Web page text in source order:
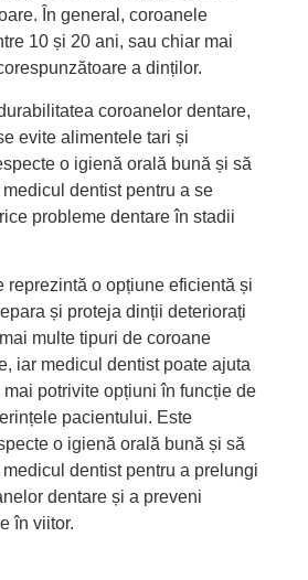
În general, coroanele
10 și 20 ani, sau chiar mai
a dinților.
coroanelor dentare,
evite alimentele tari și
o igienă orală bună și să
dentist pentru a se
probleme dentare în stadii
reprezintă o opțiune eficientă și
și proteja dinții deteriorați
multe tipuri de coroane
iar medicul dentist poate ajuta
mai potrivite opțiuni în funcție de
pacientului. Este
o igienă orală bună și să
dentist pentru a prelungi
dentare și a preveni
în viitor.